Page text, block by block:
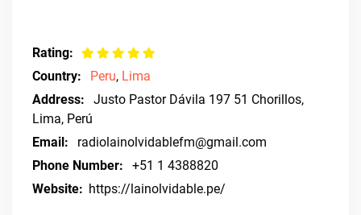
Rating:
Country:
Peru, Lima
Address:
Justo Pastor Dávila 197 51 Chorillos,
Lima, Perú
Email:
radiolainolvidablefm@gmail.com
Phone Number:
+51 1 4388820
Website: https://lainolvidable.pe/